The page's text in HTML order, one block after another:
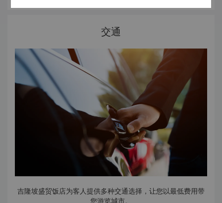
喧嚣的理想之地。
吉隆坡首相植物园
风景优美的宁静休憩之所，这里可谓理想选择。园内有景色宜
人的花园、宁静的湖泊和林荫小径，是悠闲漫步、野餐和户外
放松的理想去处。该地区还有飞禽公园和蝴蝶公园等临近景
点，是理想的家庭出游目的地。
蒂蒂旺沙湖滨公园
蒂蒂旺沙湖滨公园坐拥吉隆坡天际线的如画美景，是户外活动
和休闲放松的热门去处。公园内拥有开阔绿地和宁静的湖泊，
并设有慢跑道和自行车道，非常适合野餐、锻炼或从不同角度
欣赏城市天际线美景。
交通
吉隆坡盛贸饭店为客人提供多种交通选择，让您以最低费用带
您游览城市。